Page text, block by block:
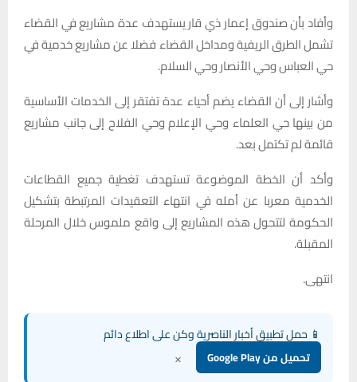
وأفاد بأن صندوق إعمار ذي قار يستهدف عدة مشاريع في القضاء
تشمل الطرق الريفية ومداخل القضاء فضلا عن مشاريع خدمية في
حي العباس وحي الأنصار وحي السلام.
وأشار إلى أن القضاء يضم أحياء عدة تفتقر إلى الخدمات الأساسية
من بينها حي العلماء وحي الإعلام وحي الفلاح إلى جانب مشاريع
قائمة لم تكتمل بعد.
وأكد أن الخطة الموضوعة تستهدف تغطية جميع القطاعات
الخدمية معربا عن أمله في انتهاء التعقيدات المرتبطة بتشكيل
الحكومة لتتحول هذه المشاريع إلى واقع ملموس خلال المرحلة
المقبلة.
انتهى.
📱 حمل تطبيق أخبار الناصرية وكن على اطلاع دائم
تحميل من Google Play ×